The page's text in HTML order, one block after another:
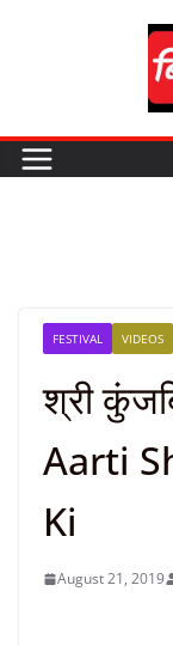
FESTIVAL VIDEOS
श्री
Aarti
Ki
August 21, 2019